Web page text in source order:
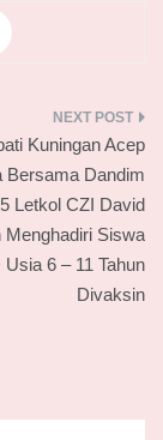
Kuningan Acep
Bersama Dandim
Letkol CZI David
Menghadiri Siswa
Usia 6 – 11 Tahun
Divaksin